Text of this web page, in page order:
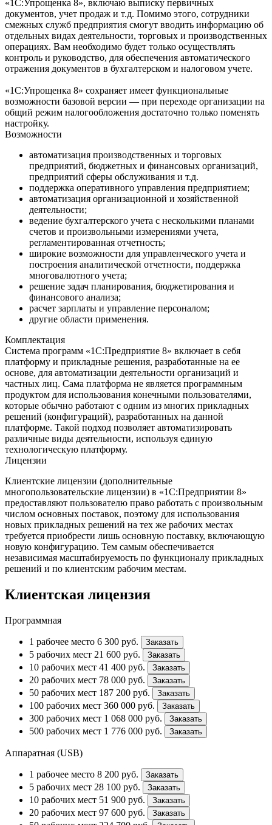
«1С:Упрощенка 8», включаю выписку первичных
документов, учет продаж и т.д. Помимо этого, сотрудники
смежных служб предприятия смогут вводить информацию об
отдельных видах деятельности, торговых и производственных
операциях. Вам необходимо будет только осуществлять
контроль и руководство, для обеспечения автоматического
отражения документов в бухгалтерском и налоговом учете.
«1С:Упрощенка 8» сохраняет имеет функциональные
возможности базовой версии — при переходе организации на
общий режим налогообложения достаточно только поменять
настройку.
Возможности
автоматизация производственных и торговых
предприятий, бюджетных и финансовых организаций,
предприятий сферы обслуживания и т.д.
поддержка оперативного управления предприятием;
автоматизация организационной и хозяйственной
деятельности;
ведение бухгалтерского учета с несколькими планами
счетов и произвольными измерениями учета,
регламентированная отчетность;
широкие возможности для управленческого учета и
построения аналитической отчетности, поддержка
многовалютного учета;
решение задач планирования, бюджетирования и
финансового анализа;
расчет зарплаты и управление персоналом;
другие области применения.
Комплектация
Система программ «1С:Предприятие 8» включает в себя
платформу и прикладные решения, разработанные на ее
основе, для автоматизации деятельности организаций и
частных лиц. Сама платформа не является программным
продуктом для использования конечными пользователями,
которые обычно работают с одним из многих прикладных
решений (конфигураций), разработанных на данной
платформе. Такой подход позволяет автоматизировать
различные виды деятельности, используя единую
технологическую платформу.
Лицензии
Клиентские лицензии (дополнительные
многопользовательские лицензии) в «1С:Предприятии 8»
предоставляют пользователю право работать с произвольным
числом основных поставок, поэтому для использования
новых прикладных решений на тех же рабочих местах
требуется приобрести лишь основную поставку, включающую
новую конфигурацию. Тем самым обеспечивается
независимая масштабируемость по функционалу прикладных
решений и по клиентским рабочим местам.
Клиентская лицензия
Программная
1 рабочее место 6 300 руб. Заказать
5 рабочих мест 21 600 руб. Заказать
10 рабочих мест 41 400 руб. Заказать
20 рабочих мест 78 000 руб. Заказать
50 рабочих мест 187 200 руб. Заказать
100 рабочих мест 360 000 руб. Заказать
300 рабочих мест 1 068 000 руб. Заказать
500 рабочих мест 1 776 000 руб. Заказать
Аппаратная (USB)
1 рабочее место 8 200 руб. Заказать
5 рабочих мест 28 100 руб. Заказать
10 рабочих мест 51 900 руб. Заказать
20 рабочих мест 97 600 руб. Заказать